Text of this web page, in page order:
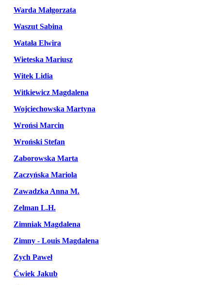
Warda Małgorzata
Waszut Sabina
Watała Elwira
Wieteska Mariusz
Witek Lidia
Witkiewicz Magdalena
Wojciechowska Martyna
Wrońsi Marcin
Wroński Stefan
Zaborowska Marta
Zaczyńska Mariola
Zawadzka Anna M.
Zelman L.H.
Zimniak Magdalena
Zimny - Louis Magdalena
Zych Paweł
Ćwiek Jakub